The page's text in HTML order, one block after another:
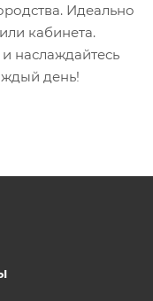
Идеально
кабинета.
наслаждайтесь
день!